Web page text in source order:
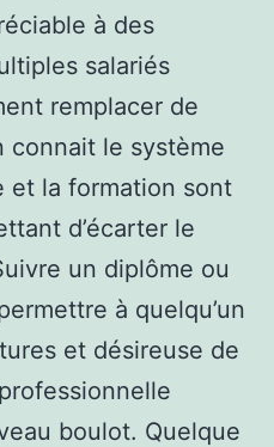
à des
salariés
remplacer de
connait le système
et la formation sont
d’écarter le
un diplôme ou
à quelqu’un
et désireuse de
boulot. Quelque